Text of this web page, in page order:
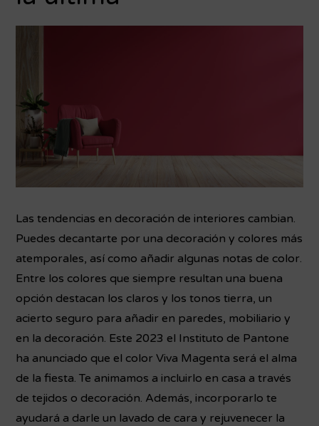
Las tendencias en decoración de interiores cambian.
Puedes decantarte por una decoración y colores más
atemporales, así como añadir algunas notas de color.
Entre los colores que siempre resultan una buena
opción destacan los claros y los tonos tierra, un
acierto seguro para añadir en paredes, mobiliario y
en la decoración. Este 2023 el Instituto de Pantone
ha anunciado que el color Viva Magenta será el alma
de la fiesta. Te animamos a incluirlo en casa a través
de tejidos o decoración. Además, incorporarlo te
ayudará a darle un lavado de cara y rejuvenecer la